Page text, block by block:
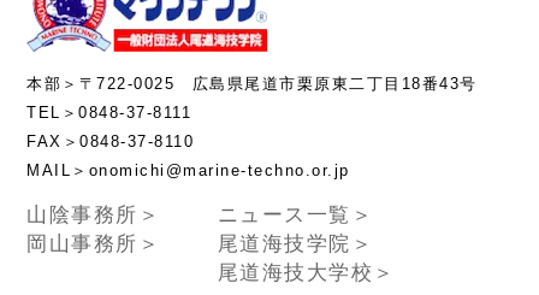
本部＞〒722-0025 広島県尾道市栗原東二丁目18番43号
TEL＞0848-37-8111
FAX＞0848-37-8110
MAIL＞onomichi@marine-techno.or.jp
山陰事務所＞
岡山事務所＞
ニュース一覧＞
尾道海技学院＞
尾道海技大学校＞